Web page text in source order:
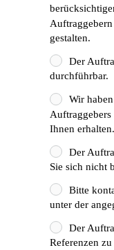
gestalten.
Der
durchführbar.
Wir
Ihnen erhalten.
Der
Sie sich nicht
Bitte
unter der
Der
Referenzen